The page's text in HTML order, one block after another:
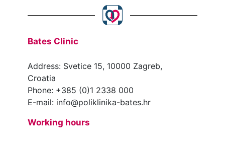
Bates Clinic
Address: Svetice 15, 10000 Zagreb,
Croatia
Phone: +385 (0)1 2338 000
E-mail: info@poliklinika-bates.hr
Working hours